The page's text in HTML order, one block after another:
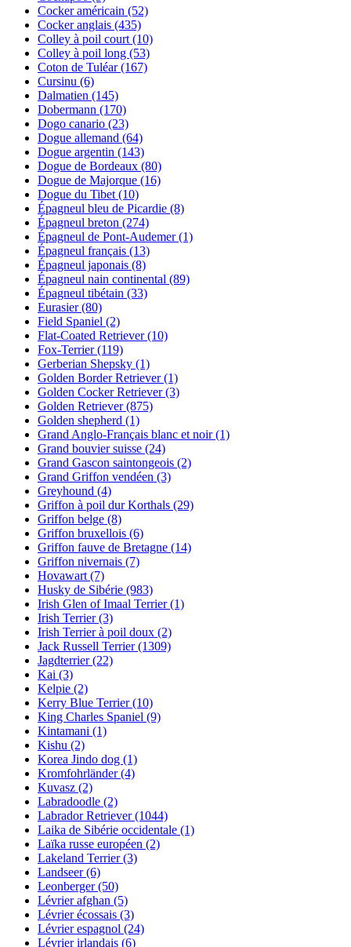
Cocker américain (52)
Cocker anglais (435)
Colley à poil court (10)
Colley à poil long (53)
Coton de Tuléar(167)
Cursinu (6)
Dalmatien (145)
Dobermann (170)
Dogo canario (23)
Dogue allemand (64)
Dogue argentin (143)
Dogue de Bordeaux (80)
Dogue de Majorque (16)
Dogue du Tibet (10)
Épagneul bleu de Picardie (8)
Épagneul breton (274)
Épagneul de Pont-Audemer(1)
Épagneul français (13)
Épagneul japonais (8)
Épagneul nain continental (89)
Épagneul tibétain (33)
Eurasier(80)
Field Spaniel (2)
Flat-Coated Retriever(10)
Fox-Terrier(119)
Gerberian Shepsky (1)
Golden Border Retriever(1)
Golden Cocker Retriever(3)
Golden Retriever(875)
Golden shepherd (1)
Grand Anglo-Français blanc et noir(1)
Grand bouvier suisse (24)
Grand Gascon saintongeois (2)
Grand Griffon vendéen (3)
Greyhound (4)
Griffon à poil dur Korthals (29)
Griffon belge (8)
Griffon bruxellois (6)
Griffon fauve de Bretagne (14)
Griffon nivernais (7)
Hovawart (7)
Husky de Sibérie (983)
Irish Glen of Imaal Terrier(1)
Irish Terrier(3)
Irish Terrier à poil doux (2)
Jack Russell Terrier(1309)
Jagdterrier(22)
Kai (3)
Kelpie (2)
Kerry Blue Terrier(10)
King Charles Spaniel (9)
Kintamani (1)
Kishu (2)
Korea Jindo dog (1)
Kromfohrländer(4)
Kuvasz (2)
Labradoodle (2)
Labrador Retriever(1044)
Laika de Sibérie occidentale (1)
Laïka russe européen (2)
Lakeland Terrier(3)
Landseer(6)
Leonberger(50)
Lévrier afghan (5)
Lévrier écossais (3)
Lévrier espagnol (24)
Lévrier irlandais (6)